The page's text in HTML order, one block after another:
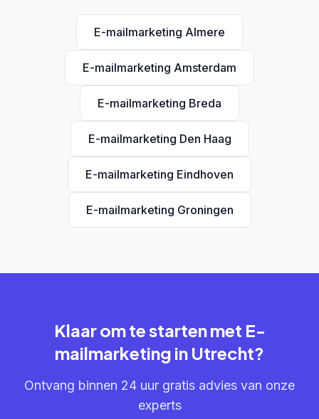
E-mailmarketing Almere
E-mailmarketing Amsterdam
E-mailmarketing Breda
E-mailmarketing Den Haag
E-mailmarketing Eindhoven
E-mailmarketing Groningen
Klaar om te starten met E-
mailmarketing in Utrecht?
Ontvang binnen 24 uur gratis advies van onze
experts